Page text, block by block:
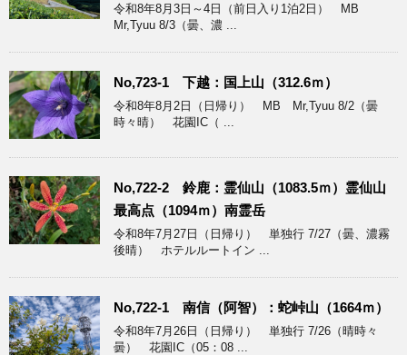
令和8年8月3日～4日（前日入り1泊2日） MB
Mr,Tyuu 8/3（曇、濃 ...
No,723-1 下越：国上山（312.6ｍ）
令和8年8月2日（日帰り） MB Mr,Tyuu 8/2（曇
時々晴） 花園IC（ ...
No,722-2 鈴鹿：霊仙山（1083.5ｍ）霊仙山
最高点（1094ｍ）南霊岳
令和8年7月27日（日帰り） 単独行 7/27（曇、濃霧
後晴） ホテルルートイン ...
No,722-1 南信（阿智）：蛇峠山（1664ｍ）
令和8年7月26日（日帰り） 単独行 7/26（晴時々
曇） 花園IC（05：08 ...